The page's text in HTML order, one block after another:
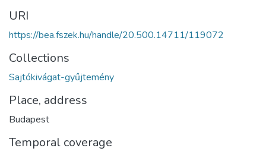
URI
https://bea.fszek.hu/handle/20.500.14711/119072
Collections
Sajtókivágat-gyűjtemény
Place, address
Budapest
Temporal coverage